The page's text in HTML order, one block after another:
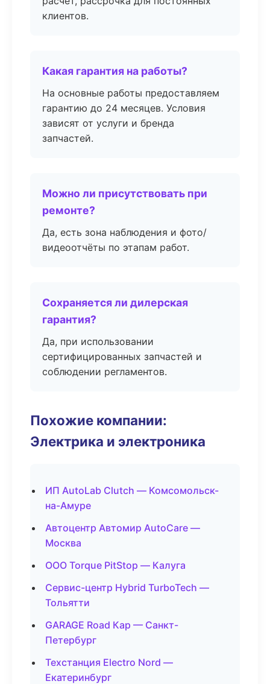
клиентов.
Какая гарантия на работы?
На основные работы предоставляем
гарантию до 24 месяцев. Условия
зависят от услуги и бренда
запчастей.
Можно ли присутствовать при
ремонте?
Да, есть зона наблюдения и фото/
видеоотчёты по этапам работ.
Сохраняется ли дилерская
гарантия?
Да, при использовании
сертифицированных запчастей и
соблюдении регламентов.
Похожие компании:
Электрика и электроника
ИП AutoLab Clutch — Комсомольск-
на-Амуре
Автоцентр Автомир AutoCare —
Москва
ООО Torque PitStop — Калуга
Сервис-центр Hybrid TurboTech —
Тольятти
GARAGE Road Кар — Санкт-
Петербург
Техстанция Electro Nord —
Екатеринбург